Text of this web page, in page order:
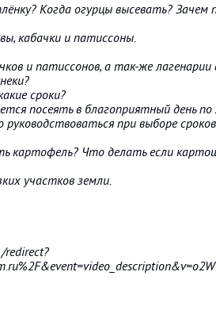
Когда огурцы высевать? Зачем
кабачки и патиссоны.
и патиссонов, а так-же лагенарии
сроки?
посеять в благоприятный день
при выборе
картофель? Что делать если
участков земли.
redirect?